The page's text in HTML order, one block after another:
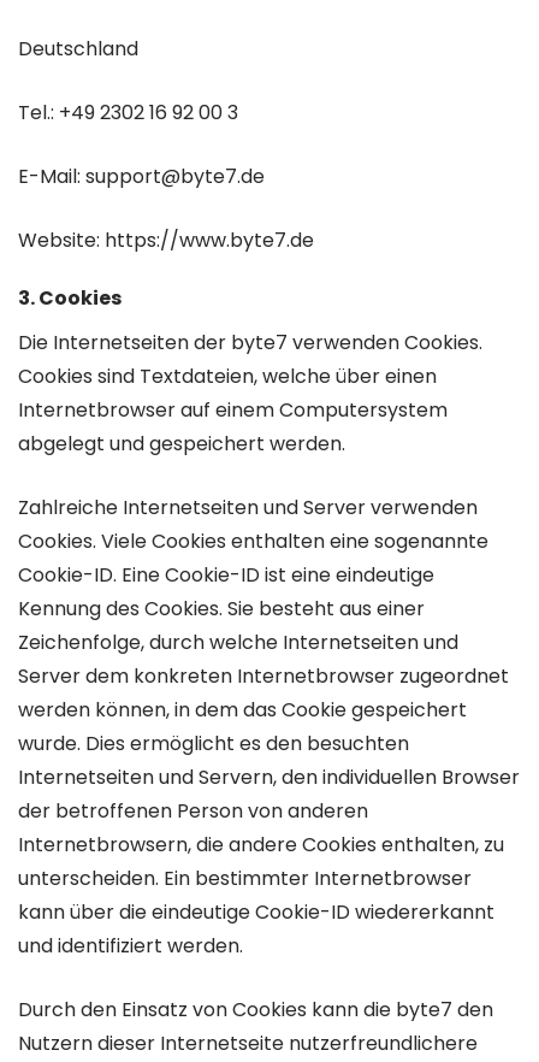
Deutschland
Tel.: +49 2302 16 92 00 3
E-Mail: support@byte7.de
Website: https://www.byte7.de
3. Cookies
Die Internetseiten der byte7 verwenden Cookies.
Cookies sind Textdateien, welche über einen
Internetbrowser auf einem Computersystem
abgelegt und gespeichert werden.
Zahlreiche Internetseiten und Server verwenden
Cookies. Viele Cookies enthalten eine sogenannte
Cookie-ID. Eine Cookie-ID ist eine eindeutige
Kennung des Cookies. Sie besteht aus einer
Zeichenfolge, durch welche Internetseiten und
Server dem konkreten Internetbrowser zugeordnet
werden können, in dem das Cookie gespeichert
wurde. Dies ermöglicht es den besuchten
Internetseiten und Servern, den individuellen Browser
der betroffenen Person von anderen
Internetbrowsern, die andere Cookies enthalten, zu
unterscheiden. Ein bestimmter Internetbrowser
kann über die eindeutige Cookie-ID wiedererkannt
und identifiziert werden.
Durch den Einsatz von Cookies kann die byte7 den
Nutzern dieser Internetseite nutzerfreundlichere